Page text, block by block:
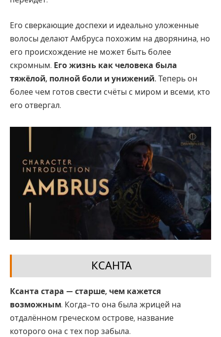
Его сверкающие доспехи и идеально уложенные
волосы делают Амбруса похожим на дворянина, но
его происхождение не может быть более
скромным. Его жизнь как человека была
тяжёлой, полной боли и унижений. Теперь он
более чем готов свести счёты с миром и всеми, кто
его отвергал.
КСАНТА
Ксанта стара — старше, чем кажется
возможным. Когда-то она была жрицей на
отдалённом греческом острове, название
которого она с тех пор забыла.